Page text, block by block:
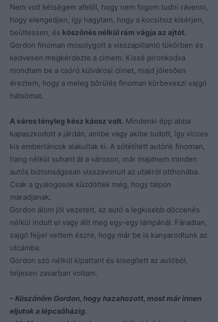
Nem volt kétségem afelől, hogy nem fogom tudni rávenni,
hogy elengedjen, így hagytam, hogy a kocsihoz kísérjen,
beültessen, és köszönés nélkül rám vágja az ajtót.
Gordon finoman mosolygott a visszapillantó tükörben és
kedvesen megkérdezte a címem. Kissé pironkodva
mondtam be a csóró külvárosi címet, majd jólesően
éreztem, hogy a meleg bőrülés finoman körbeveszi sajgó
hátsómat.
A város tényleg kész káosz volt. Mindenki épp abba
kapaszkodott a járdán, amibe vagy akibe tudott, így vicces
kis emberláncok alakultak ki. A sötétített autónk finoman,
hang nélkül suhant át a városon, már majdnem minden
autós biztonságosan visszavonult az utakról otthonába.
Csak a gyalogosok küzdöttek még, hogy talpon
maradjanak.
Gordon álom jól vezetett, az autó a legkisebb döccenés
nélkül indult el vagy állt meg egy-egy lámpánál. Fáradtan,
sajgó fejjel vettem észre, hogy már be is kanyarodtunk az
utcámba.
Gordon szó nélkül kipattant és kisegített az autóból,
teljesen zavarban voltam.
– Köszönöm Gordon, hogy hazahozott, most már innen
eljutok a lépcsőházig.